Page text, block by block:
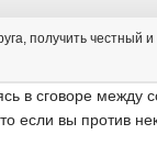
получить честный
в сговоре между
если вы против